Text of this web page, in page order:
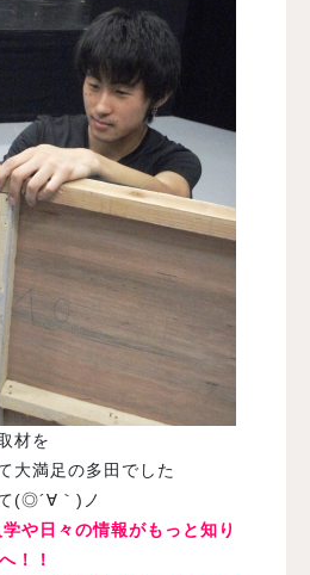
材を
大満足の多田でした
(◎´∀｀)ノ
や日々の情報がもっと知り
！！